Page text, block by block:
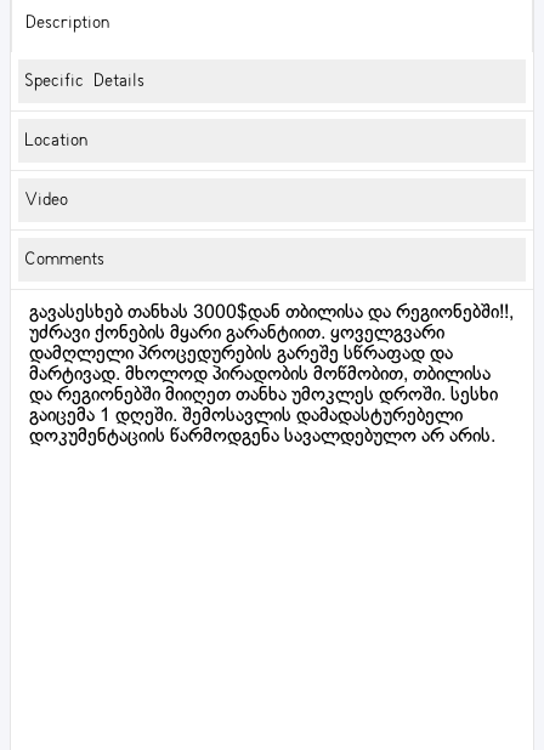
Description
Specific Details
Location
Video
Comments
გავასესხებ თანხას 3000$დან თბილისა და რეგიონებში!!,
უძრავი ქონების მყარი გარანტიით. ყოველგვარი
დამღლელი პროცედურების გარეშე სწრაფად და
მარტივად. მხოლოდ პირადობის მოწმობით, თბილისა
და რეგიონებში მიიღეთ თანხა უმოკლეს დროში. სესხი
გაიცემა 1 დღეში. შემოსავლის დამადასტურებელი
დოკუმენტაციის წარმოდგენა სავალდებულო არ არის.